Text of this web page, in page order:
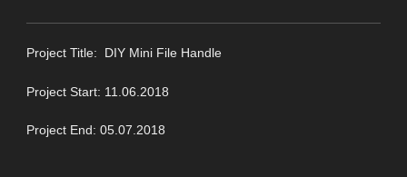
Project Title: DIY Mini File Handle
Project Start: 11.06.2018
Project End: 05.07.2018